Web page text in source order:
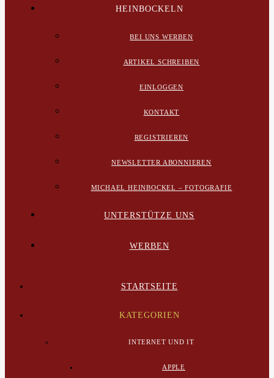
HEINBOCKELN
BEI UNS WERBEN
ARTIKEL SCHREIBEN
EINLOGGEN
KONTAKT
REGISTRIEREN
NEWSLETTER ABONNIEREN
MICHAEL HEINBOCKEL – FOTOGRAFIE
UNTERSTÜTZE UNS
WERBEN
STARTSEITE
KATEGORIEN
INTERNET UND IT
APPLE